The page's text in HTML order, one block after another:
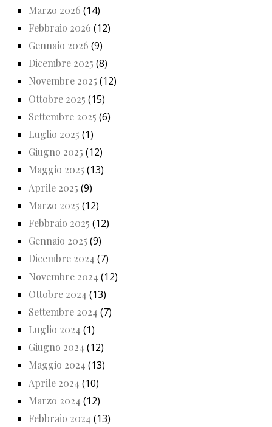
Marzo 2026 (14)
Febbraio 2026 (12)
Gennaio 2026 (9)
Dicembre 2025 (8)
Novembre 2025 (12)
Ottobre 2025 (15)
Settembre 2025 (6)
Luglio 2025 (1)
Giugno 2025 (12)
Maggio 2025 (13)
Aprile 2025 (9)
Marzo 2025 (12)
Febbraio 2025 (12)
Gennaio 2025 (9)
Dicembre 2024 (7)
Novembre 2024 (12)
Ottobre 2024 (13)
Settembre 2024 (7)
Luglio 2024 (1)
Giugno 2024 (12)
Maggio 2024 (13)
Aprile 2024 (10)
Marzo 2024 (12)
Febbraio 2024 (13)